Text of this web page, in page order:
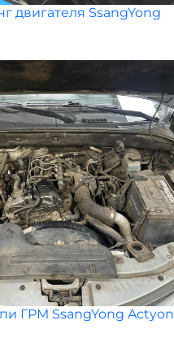
двигателя SsangYong
ГРМ SsangYong Actyon